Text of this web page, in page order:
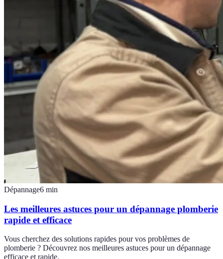
Dépannage6 min
Les meilleures astuces pour un dépannage plomberie
rapide et efficace
Vous cherchez des solutions rapides pour vos problèmes de
plomberie ? Découvrez nos meilleures astuces pour un dépannage
efficace et rapide.